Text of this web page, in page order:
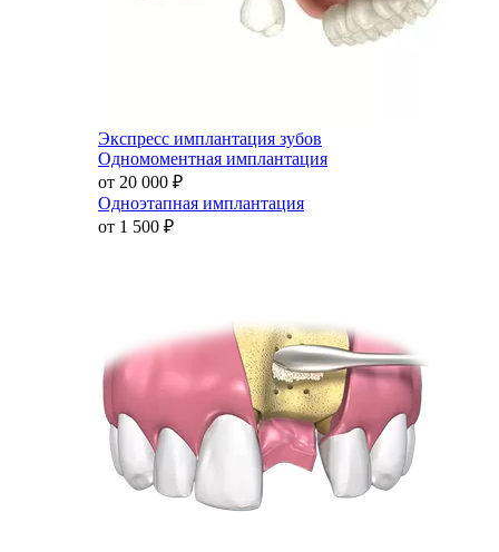
Экспресс имплантация зубов
Одномоментная имплантация
от 20 000 ₽
Одноэтапная имплантация
от 1 500 ₽